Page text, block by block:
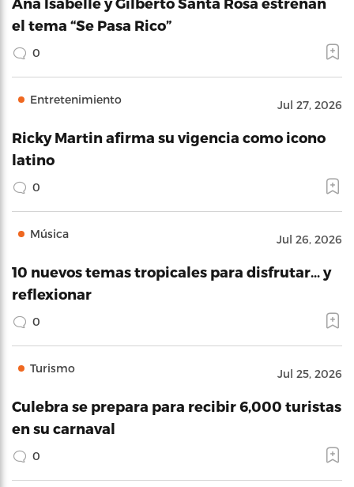
el tema “Se Pasa Rico”
0
Entretenimiento Jul 27, 2026
Ricky Martin afirma su vigencia como icono
latino
0
Música Jul 26, 2026
10 nuevos temas tropicales para disfrutar… y
reflexionar
0
Turismo Jul 25, 2026
Culebra se prepara para recibir 6,000 turistas
en su carnaval
0